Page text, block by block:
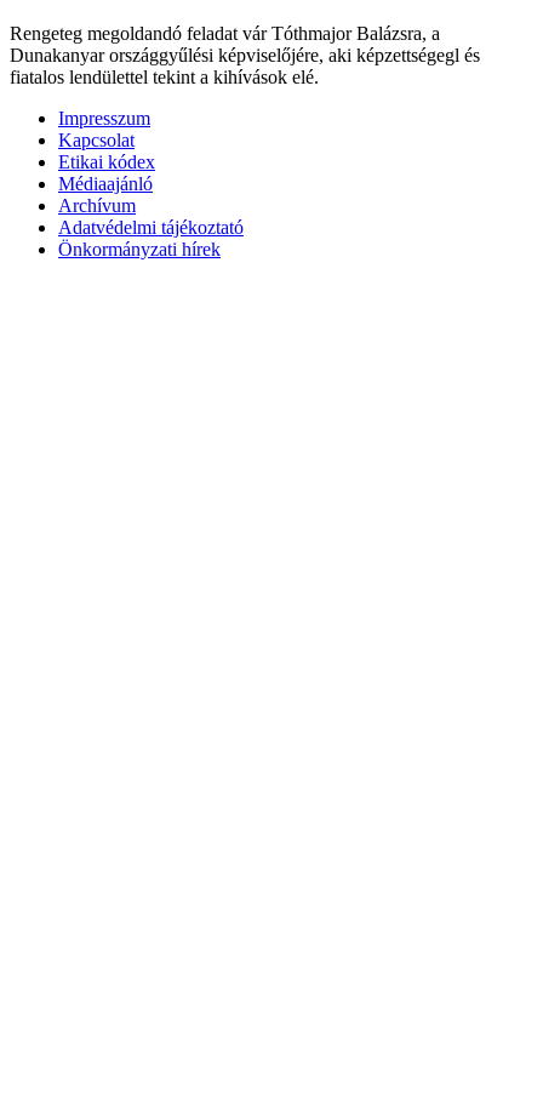
Rengeteg megoldandó feladat vár Tóthmajor Balázsra, a
Dunakanyar országgyűlési képviselőjére, aki képzettségegl és
fiatalos lendülettel tekint a kihívások elé.
Impresszum
Kapcsolat
Etikai kódex
Médiaajánló
Archívum
Adatvédelmi tájékoztató
Önkormányzati hírek